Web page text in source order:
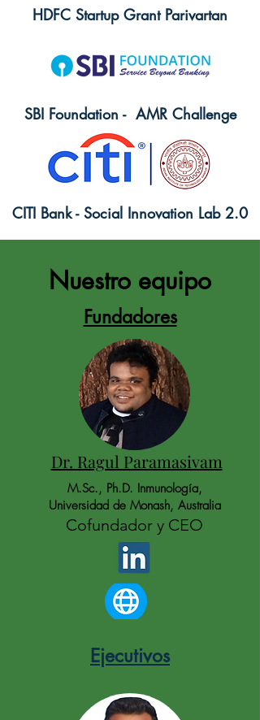
HDFC Startup Grant Parivartan
SBI Foundation - AMR Challenge
CITI Bank - Social Innovation Lab 2.0
Nuestro equipo
Fundadores
Dr. Ragul Paramasivam
M.Sc., Ph.D. Inmunología,
Universidad de Monash, Australia
Cofundador y CEO
Ejecutivos